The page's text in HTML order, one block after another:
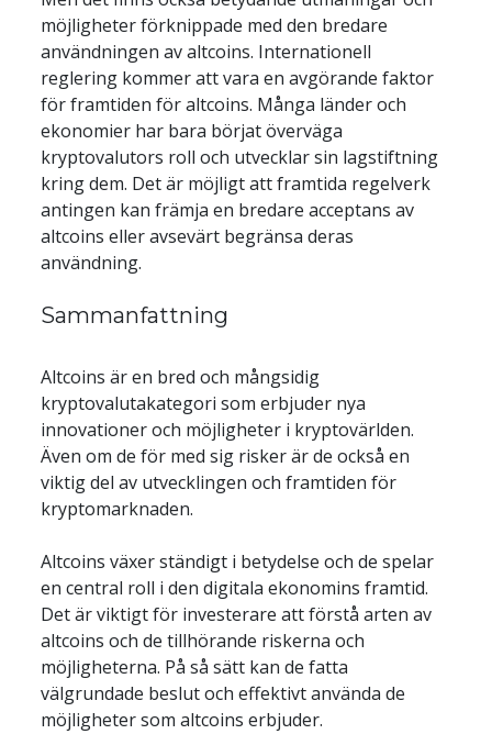
möjligheter förknippade med den bredare
användningen av altcoins. Internationell
reglering kommer att vara en avgörande faktor
för framtiden för altcoins. Många länder och
ekonomier har bara börjat överväga
kryptovalutors roll och utvecklar sin lagstiftning
kring dem. Det är möjligt att framtida regelverk
antingen kan främja en bredare acceptans av
altcoins eller avsevärt begränsa deras
användning.
Sammanfattning
Altcoins är en bred och mångsidig
kryptovalutakategori som erbjuder nya
innovationer och möjligheter i kryptovärlden.
Även om de för med sig risker är de också en
viktig del av utvecklingen och framtiden för
kryptomarknaden.
Altcoins växer ständigt i betydelse och de spelar
en central roll i den digitala ekonomins framtid.
Det är viktigt för investerare att förstå arten av
altcoins och de tillhörande riskerna och
möjligheterna. På så sätt kan de fatta
välgrundade beslut och effektivt använda de
möjligheter som altcoins erbjuder.